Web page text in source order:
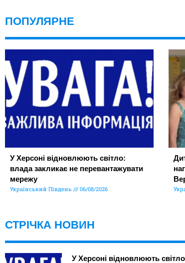
ПОПУЛЯРНЕ
У Херсоні відновлюють світло:
влада закликає не перевантажувати
мережу
Український Південь 06/08/2026
СТРІЧКА НОВИН
У Херсоні відновлюють